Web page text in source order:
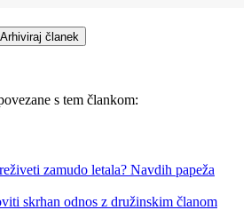
Arhiviraj članek
s tem člankom:
zamudo letala? Navdih papeža
skrhan odnos z družinskim članom